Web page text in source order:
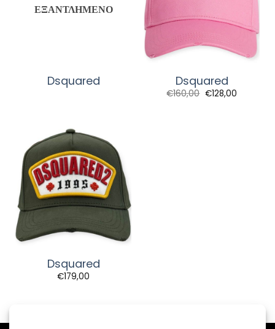
ΕΞΑΝΤΛΗΜΈΝΟ
Dsquared Dsquared
€160,00 €128,00
Dsquared
€179,00